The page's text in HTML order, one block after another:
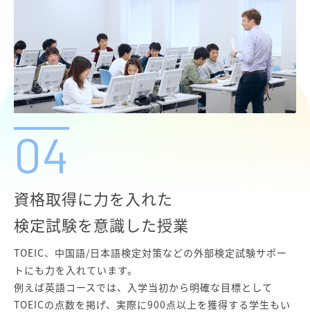
04
資格取得に力を入れた
検定試験を意識した授業
TOEIC、中国語/日本語検定対策などの外部検定試験サポー
トにも力を入れています。
例えば英語コースでは、入学当初から明確な目標として
TOEICの点数を掲げ、実際に900点以上を獲得する学生もい